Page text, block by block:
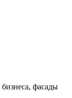
бизнеса, фасады